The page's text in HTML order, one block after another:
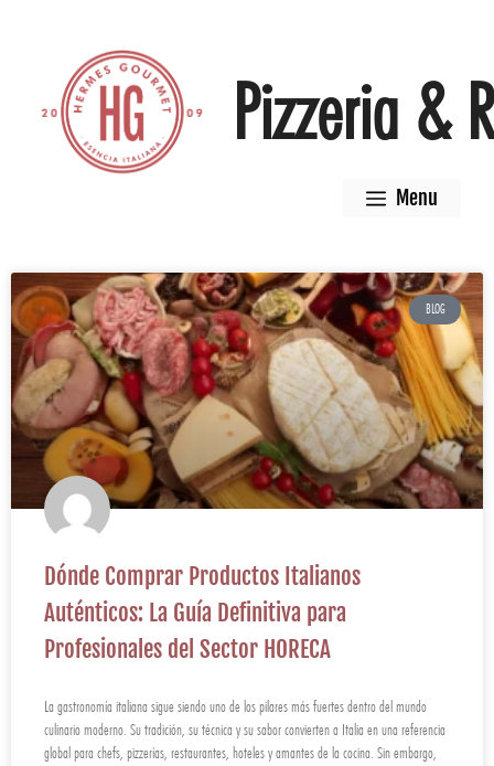
Pizzeria &
Menu
BLOG
Dónde Comprar Productos Italianos
Auténticos: La Guía Definitiva para
Profesionales del Sector HORECA
La gastronomía italiana sigue siendo uno de los pilares más fuertes dentro del mundo
culinario moderno. Su tradición, su técnica y su sabor convierten a Italia en una referencia
global para chefs, pizzerías, restaurantes, hoteles y amantes de la cocina. Sin embargo,